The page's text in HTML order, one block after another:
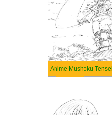
Anime Mushoku